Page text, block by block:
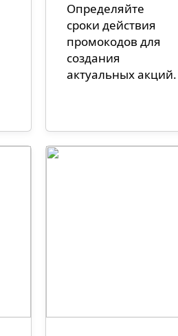
Определяйте
сроки действия
промокодов для
создания
актуальных акций.